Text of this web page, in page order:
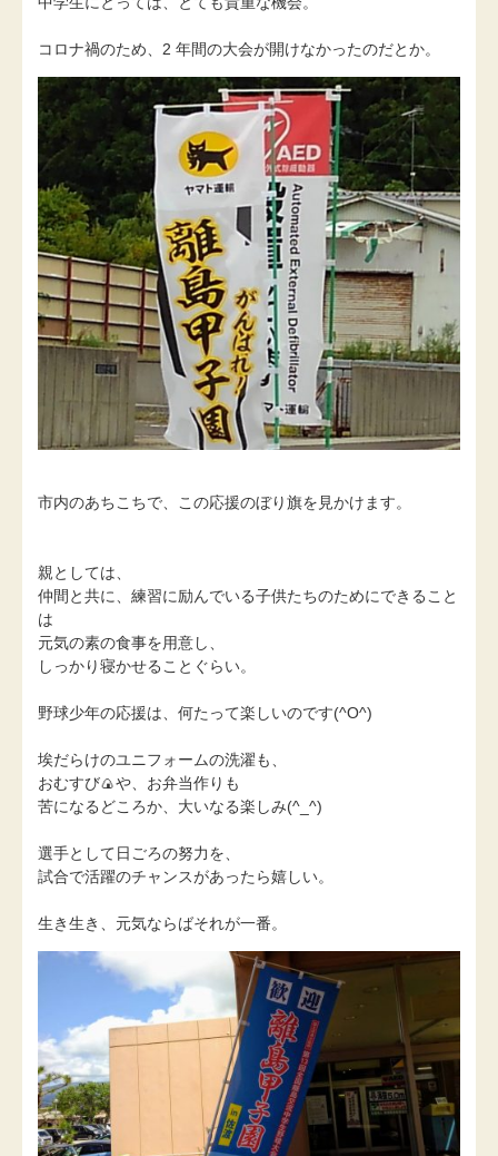
コロナ禍のため、2 年間の大会が開けなかったのだとか。
市内のあちこちで、この応援のぼり旗を見かけます。
親としては、
仲間と共に、練習に励んでいる子供たちのためにできること
は
元気の素の食事を用意し、
しっかり寝かせることぐらい。
野球少年の応援は、何たって楽しいのです(^O^)
埃だらけのユニフォームの洗濯も、
おむすび🍙や、お弁当作りも
苦になるどころか、大いなる楽しみ(^_^)
選手として日ごろの努力を、
試合で活躍のチャンスがあったら嬉しい。
生き生き、元気ならばそれが一番。